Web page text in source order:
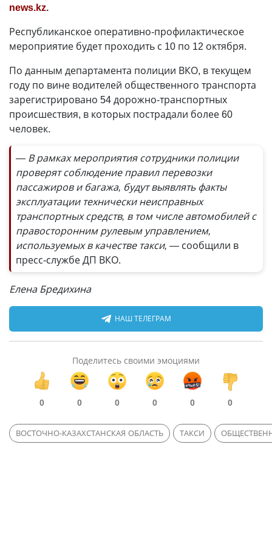
news.kz.
Республиканское оперативно-профилактическое
мероприятие будет проходить с 10 по 12 октября.
По данным департамента полиции ВКО, в текущем
году по вине водителей общественного транспорта
зарегистрировано 54 дорожно-транспортных
происшествия, в которых пострадали более 60
человек.
— В рамках мероприятия сотрудники полиции
проверят соблюдение правил перевозки
пассажиров и багажа, будут выявлять факты
эксплуатации технически неисправных
транспортных средств, в том числе автомобилей с
правосторонним рулевым управлением,
используемых в качестве такси, — сообщили в
пресс-службе ДП ВКО.
Елена Бредихина
НАШ ТЕЛЕГРАМ
Поделитесь своими эмоциями
0 0 0 0 0 0
ВОСТОЧНО-КАЗАХСТАНСКАЯ ОБЛАСТЬ ТАКСИ